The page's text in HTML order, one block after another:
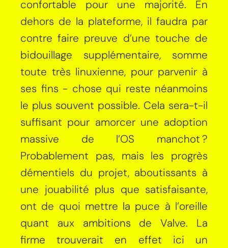
confortable pour une majorité. En
dehors de la plateforme, il faudra par
contre faire preuve d’une touche de
bidouillage supplémentaire, somme
toute très linuxienne, pour parvenir à
ses fins - chose qui reste néanmoins
le plus souvent possible. Cela sera-t-il
suffisant pour amorcer une adoption
massive de l’OS manchot ?
Probablement pas, mais les progrès
démentiels du projet, aboutissants à
une jouabilité plus que satisfaisante,
ont de quoi mettre la puce à l’oreille
quant aux ambitions de Valve. La
firme trouverait en effet ici un